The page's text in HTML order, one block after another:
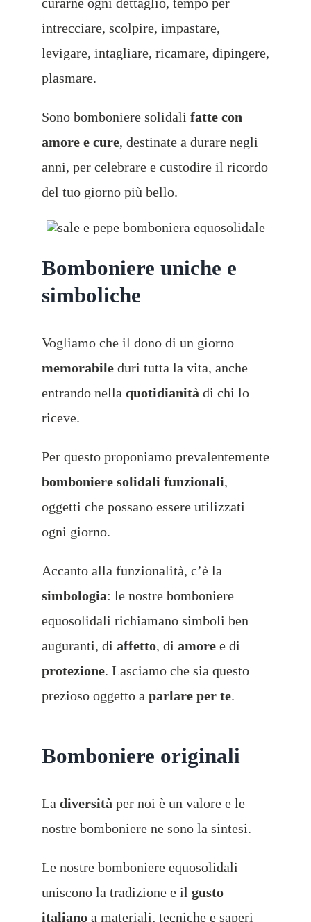
curarne ogni dettaglio, tempo per
intrecciare, scolpire, impastare,
levigare, intagliare, ricamare, dipingere,
plasmare.
Sono bomboniere solidali fatte con
amore e cure, destinate a durare negli
anni, per celebrare e custodire il ricordo
del tuo giorno più bello.
Bomboniere uniche e
simboliche
Vogliamo che il dono di un giorno
memorabileduri tutta la vita, anche
entrando nella quotidianità di chi lo
riceve.
Per questo proponiamo prevalentemente
bomboniere solidali funzionali,
oggetti che possano essere utilizzati
ogni giorno.
Accanto alla funzionalità, c’è la
simbologia: le nostre bomboniere
equosolidali richiamano simboli ben
auguranti, di affetto, di amoree di
protezione. Lasciamo che sia questo
prezioso oggetto a parlare per te.
Bomboniere originali
La diversità per noi è un valore e le
nostre bomboniere ne sono la sintesi.
Le nostre bomboniere equosolidali
uniscono la tradizione e il gusto
italianoa materiali, tecniche e saperi